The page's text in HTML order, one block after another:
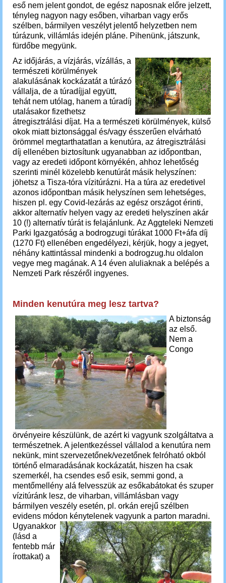
eső nem jelent gondot, de egész naposnak előre jelzett,
tényleg nagyon nagy esőben, viharban vagy erős
szélben, bármilyen veszélyt jelentő helyzetben nem
túrázunk, villámlás idején pláne. Pihenünk, játszunk,
fürdőbe megyünk.
Az időjárás, a vízjárás, vízállás, a
természeti körülmények
alakulásának kockázatát a túrázó
vállalja, de a túradíjjal együtt,
tehát nem utólag, hanem a túradíj
utalásakor fizethetsz
átregisztrálási díjat. Ha a természeti körülmények, külső
okok miatt biztonsággal és/vagy ésszerűen elvárható
örömmel megtarthatatlan a kenutúra, az átregisztrálási
díj ellenében biztosítunk ugyanabban az időpontban,
vagy az eredeti időpont környékén, ahhoz lehetőség
szerinti minél közelebb kenutúrát másik helyszínen:
jöhetsz a Tisza-tóra vízitúrázni. Ha a túra az eredetivel
azonos időpontban másik helyszínen sem lehetséges,
hiszen pl. egy Covid-lezárás az egész országot érinti,
akkor alternatív helyen vagy az eredeti helyszínen akár
10 (!) alternatív túrát is felajánlunk. Az Aggteleki Nemzeti
Parki Igazgatóság a bodrogzugi túrákat 1000 Ft+áfa díj
(1270 Ft) ellenében engedélyezi, kérjük, hogy a jegyet,
néhány kattintással mindenki a bodrogzug.hu oldalon
vegye meg magának. A 14 éven aluliaknak a belépés a
Nemzeti Park részéről ingyenes.
Minden kenutúra meg lesz tartva?
Abiztonság
az első.
Nem a
Congo
örvényeire készülünk, de azért ki vagyunk szolgáltatva a
természetnek. A jelentkezéssel vállalod a kenutúra nem
nekünk, mint szervezetőnek/vezetőnek felróható okból
történő elmaradásának kockázatát, hiszen ha csak
szemerkél, ha csendes eső esik, semmi gond, a
mentőmellény alá felvesszük az esőkabátokat és szuper
vízitúránk lesz, de viharban, villámlásban vagy
bármilyen veszély esetén, pl. orkán erejű szélben
evidens módon kénytelenek vagyunk a parton maradni.
Ugyanakkor
(lásd a
fentebb már
írottakat) a